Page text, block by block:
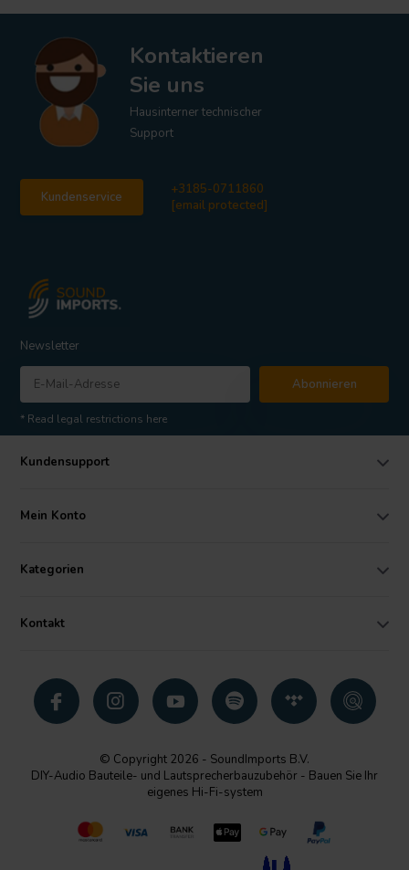
Kontaktieren
Sie uns
Hausinterner technischer
Support
Kundenservice
+3185-0711860
[email protected]
Newsletter
Abonnieren
* Read legal restrictions here
Kundensupport
Mein Konto
Kategorien
Kontakt
© Copyright 2026 - SoundImports B.V.
DIY-Audio Bauteile- und Lautsprecherbauzubehör - Bauen Sie Ihr
eigenes Hi-Fi-system